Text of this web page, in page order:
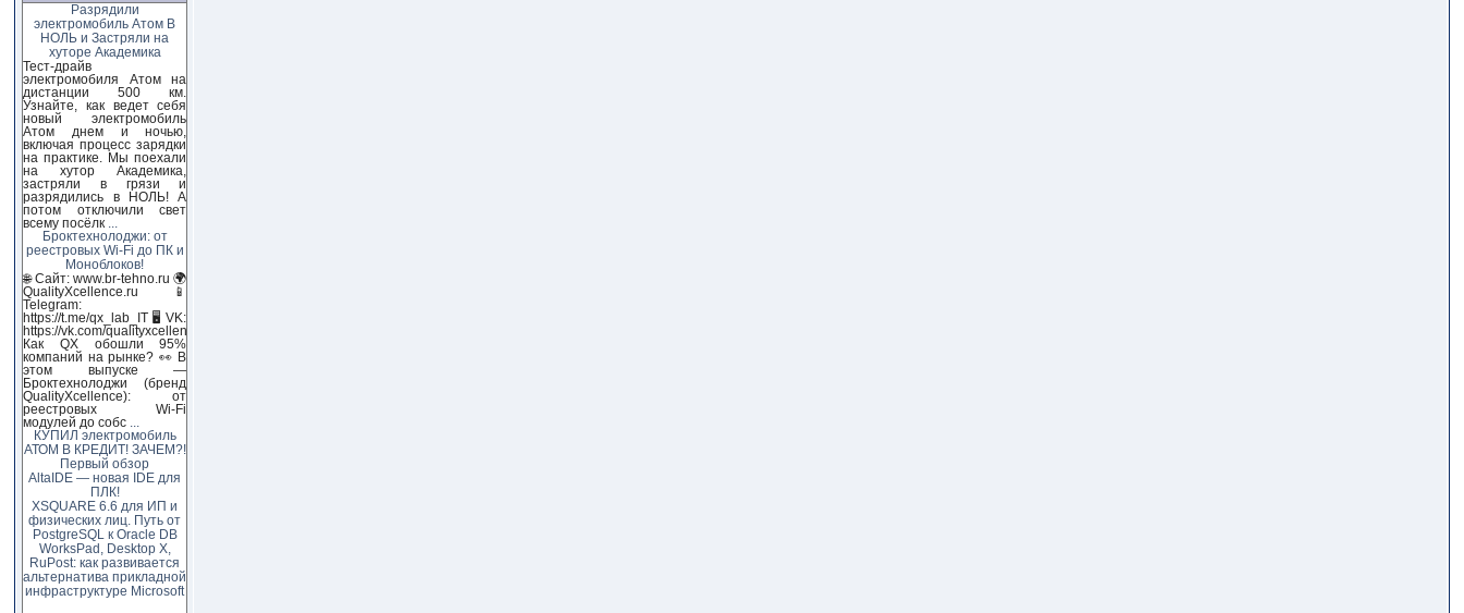
Разрядили
электромобиль Атом В
НОЛЬ и Застряли на
хуторе Академика
Тест-драйв
электромобиля Атом на
дистанции 500 км.
Узнайте, как ведет себя
новый электромобиль
Атом днем и ночью,
включая процесс зарядки
на практике. Мы поехали
на хутор Академика,
застряли в грязи и
разрядились в НОЛЬ! А
потом отключили свет
всему посёлк
Броктехнолоджи: от
реестровых Wi-Fi до ПК и
Моноблоков!
🌐 Сайт: www.br-tehno.ru 🌍
QualityXcellence.ru 📱
Telegram:
https://t.me/qx_lab_IT 🖥 VK:
https://vk.com/qualityxcellenc
Как QX обошли 95%
компаний на рынке? 👀 В
этом выпуске —
Броктехнолоджи (бренд
QualityXcellence): от
реестровых Wi-Fi
модулей до собс
КУПИЛ электромобиль
АТОМ В КРЕДИТ! ЗАЧЕМ?!
Первый обзор
AltaIDE — новая IDE для
ПЛК!
XSQUARE 6.6 для ИП и
физических лиц. Путь от
PostgreSQL к Oracle DB
WorksPad, Desktop X,
RuPost: как развивается
альтернатива прикладной
инфраструктуре Microsoft